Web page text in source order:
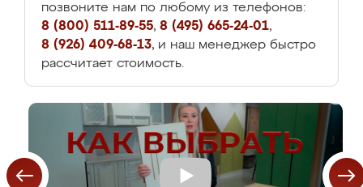
позвоните нам по любому из телефонов:
8 (800) 511-89-55, 8 (495) 665-24-01,
8 (926) 409-68-13, и наш менеджер быстро
рассчитает стоимость.